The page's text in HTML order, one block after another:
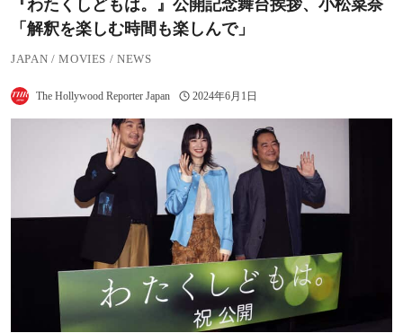
『わたくしどもは。』公開記念舞台挨拶、小松菜奈
「解釈を楽しむ時間も楽しんで」
JAPAN /MOVIES /NEWS
The Hollywood Reporter Japan 2024年6月1日